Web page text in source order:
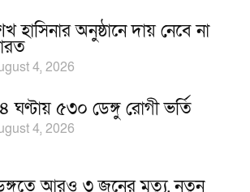
হাসিনার অনুষ্ঠানে দায় নেবে না
4, 2026
ঘণ্টায় ৫৩০ ডেঙ্গু রোগী ভর্তি
4, 2026
আরও ৩ জনের মৃত্যু, নতুন